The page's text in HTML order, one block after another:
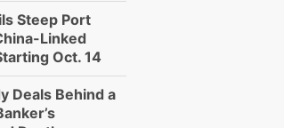
Steep Port
Linked
Oct. 14
Deals Behind a